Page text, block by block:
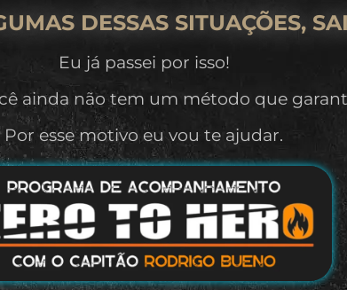
DESSAS SITUAÇÕES,
Eu já passei por isso!
ainda não tem um método que
Por esse motivo eu vou te ajudar.